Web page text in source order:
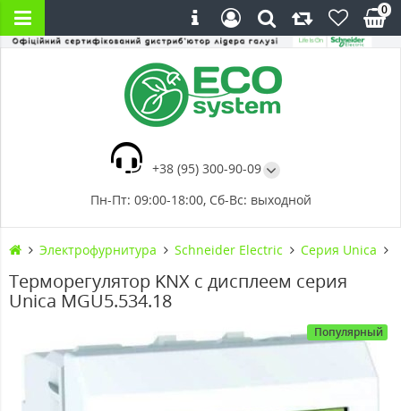
+38 (95) 300-90-09
Пн-Пт: 09:00-18:00, Сб-Вс: выходной
0
Электрофурнитура Schneider Electric Серия Unica
Терморегулятор KNX с дисплеем серия
Unica MGU5.534.18
Популярный